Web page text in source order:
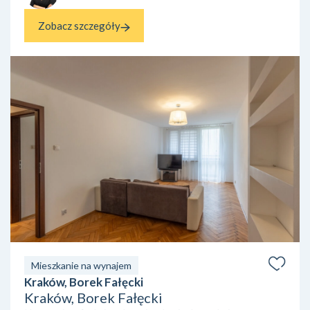
Zobacz szczegóły
Mieszkanie na wynajem
Kraków, Borek Fałęcki
Kraków, Borek Fałęcki